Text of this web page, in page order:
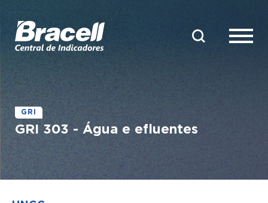
GRI
GRI 303 - Água e efluentes